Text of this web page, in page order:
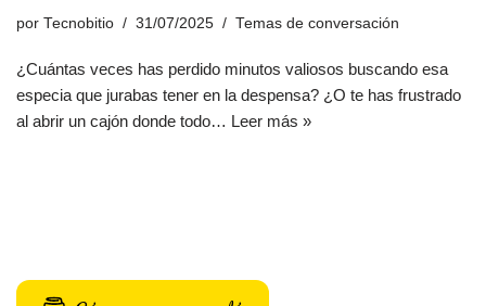
por Tecnobitio 31/07/2025 Temas de conversación
¿Cuántas veces has perdido minutos valiosos buscando esa
especia que jurabas tener en la despensa? ¿O te has frustrado
al abrir un cajón donde todo… Leer más »